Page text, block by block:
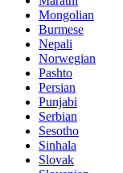
Mongolian
Burmese
Nepali
Norwegian
Pashto
Persian
Punjabi
Serbian
Sesotho
Sinhala
Slovak